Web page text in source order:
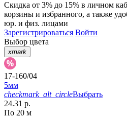
Скидка от 3% до 15% в личном
корзины и избранного, а также
юр. и физ. лицами
Зарегистрироваться Войти
Выбор цвета
xmark
17-160/04
5мм
checkmark_alt_circleВыбрать
24.31 р.
По 20 м